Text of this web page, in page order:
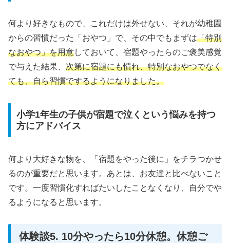
何より好きなもので、これだけは外せない、それが幼稚園
からの習慣だった「おやつ」で、その中でもまずは「特別
なおやつ」を用意しておいて、宿題やったらのご褒美感覚
で与えた結果、 次第に宿題にも慣れ、特別なおやつでなく
ても、自ら習慣でするようになりました。
小学1年生の子供が宿題で泣くという悩みを持つ
方にアドバイス
何より大好きな物を、「宿題をやった後に」をチラつかせ
るのが重要だと思います。あとは、お友達と比べないこと
です。一度習慣化すればたいしたことなくなり、自分でや
るようになると思います。
体験談5. 10分やったら10分休憩。休憩ご